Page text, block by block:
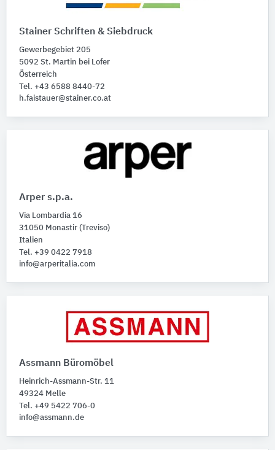
Stainer Schriften & Siebdruck
Gewerbegebiet 205
5092 St. Martin bei Lofer
Österreich
Tel. +43 6588 8440-72
h.faistauer@stainer.co.at
Arper s.p.a.
Via Lombardia 16
31050 Monastir (Treviso)
Italien
Tel. +39 0422 7918
info@arperitalia.com
Assmann Büromöbel
Heinrich-Assmann-Str. 11
49324 Melle
Tel. +49 5422 706-0
info@assmann.de